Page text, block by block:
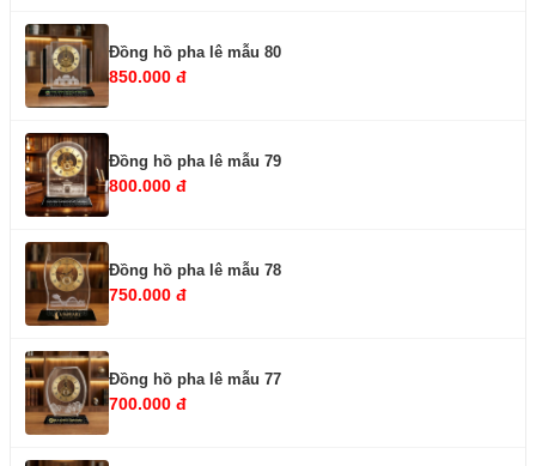
Đồng hồ pha lê mẫu 80
850.000 đ
Đồng hồ pha lê mẫu 79
800.000 đ
Đồng hồ pha lê mẫu 78
750.000 đ
Đồng hồ pha lê mẫu 77
700.000 đ